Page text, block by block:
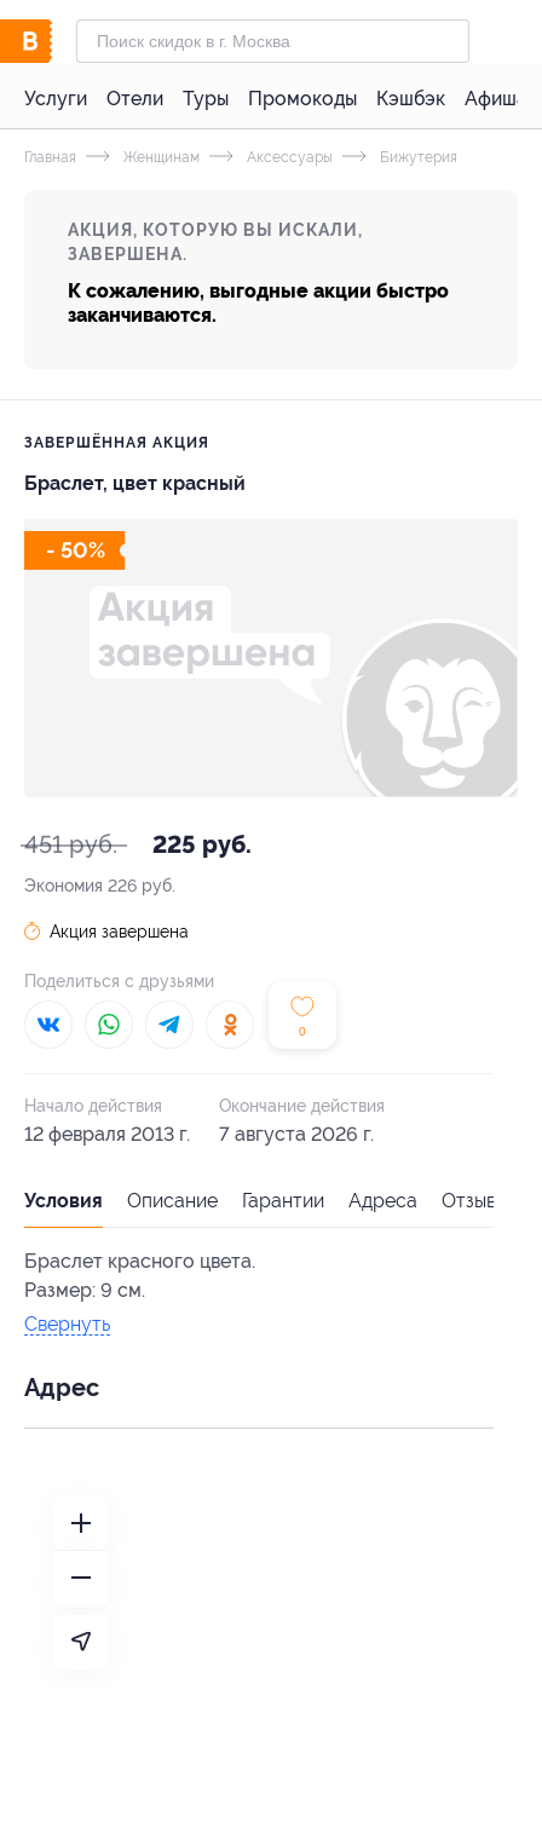
Услуги Отели Туры Промокоды Кэшбэк Афиша
Главная Женщинам Аксессуары Бижутерия
АКЦИЯ, КОТОРУЮ ВЫ ИСКАЛИ,
ЗАВЕРШЕНА.
К сожалению, выгодные акции быстро
заканчиваются.
ЗАВЕРШЁННАЯ АКЦИЯ
Браслет, цвет красный
- 50%
451 руб. 225 руб.
Экономия 226 руб.
0
Акция завершена
Поделиться с друзьями
Начало действия
12 февраля 2013 г.
Окончание действия
7 августа 2026 г.
Условия Описание Гарантии Адреса Отзывы
Браслет красного цвета.
Размер: 9 см.
Свернуть
Адрес